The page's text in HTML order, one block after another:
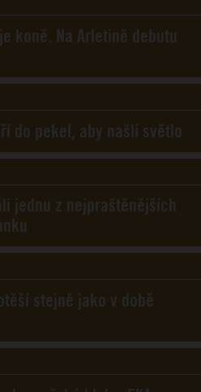
koně. Na Arletině debutu
do pekel, aby našli světlo
jednu z nejpraštěnějších
stejně jako v době